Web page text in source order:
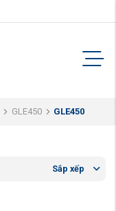
GLE450 GLE450
Sắp xếp